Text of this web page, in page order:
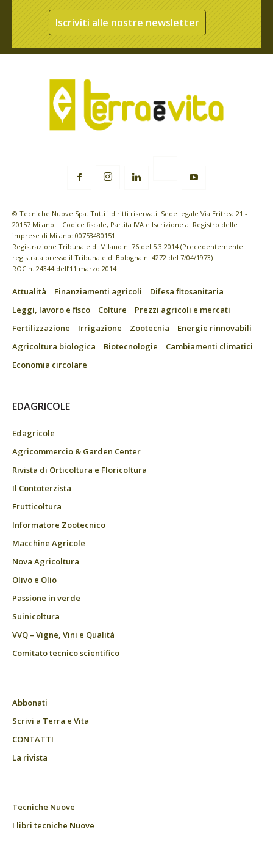
Iscriviti alle nostre newsletter
© Tecniche Nuove Spa. Tutti i diritti riservati. Sede legale Via Eritrea 21 -
20157 Milano | Codice fiscale, Partita IVA e Iscrizione al Registro delle
imprese di Milano: 00753480151
Registrazione Tribunale di Milano n. 76 del 5.3.2014 (Precedentemente
registrata presso il Tribunale di Bologna n. 4272 del 7/04/1973)
ROC n. 24344 dell’11 marzo 2014
Attualità Finanziamenti agricoli
Difesa fitosanitaria
Leggi, lavoro e fisco
Colture
Prezzi agricoli e mercati
Fertilizzazione
Irrigazione Zootecnia
Energie rinnovabili
Agricoltura biologica
Biotecnologie
Cambiamenti climatici
Economia circolare
EDAGRICOLE
Edagricole
Agricommercio & Garden Center
Rivista di Orticoltura e Floricoltura
Il Contoterzista
Frutticoltura
Informatore Zootecnico
Macchine Agricole
Nova Agricoltura
Olivo e Olio
Passione in verde
Suinicoltura
VVQ – Vigne, Vini e Qualità
Comitato tecnico scientifico
Abbonati
Scrivi a Terra e Vita
CONTATTI
La rivista
Tecniche Nuove
I libri tecniche Nuove